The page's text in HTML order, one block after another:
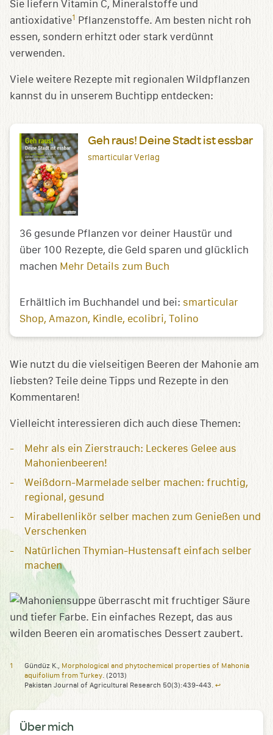
Sie liefern Vitamin C, Mineralstoffe und
antioxidative1
Pflanzenstoffe. Am besten nicht roh
essen, sondern erhitzt oder stark verdünnt
verwenden.
Viele weitere Rezepte mit regionalen Wildpflanzen
kannst du in unserem Buchtipp entdecken:
Geh raus! Deine Stadt ist essbar
smarticular Verlag
36 gesunde Pflanzen vor deiner Haustür und
über 100 Rezepte, die Geld sparen und glücklich
machen Mehr Details zum Buch
Erhältlich im Buchhandel und bei: smarticular
Shop Amazon Kindle ecolibri Tolino
Wie nutzt du die vielseitigen Beeren der Mahonie am
liebsten? Teile deine Tipps und Rezepte in den
Kommentaren!
Vielleicht interessieren dich auch diese Themen:
Mehr als ein Zierstrauch: Leckeres Gelee aus
Mahonienbeeren!
Weißdorn-Marmelade selber machen: fruchtig,
regional, gesund
Mirabellenlikör selber machen zum Genießen und
Verschenken
Natürlichen Thymian-Hustensaft einfach selber
machen
Gündüz K., Morphological and phytochemical properties of Mahonia
aquifolium from Turkey. (2013)
Pakistan Journal of Agricultural Research 50(3):439-443. ↩︎
Über mich